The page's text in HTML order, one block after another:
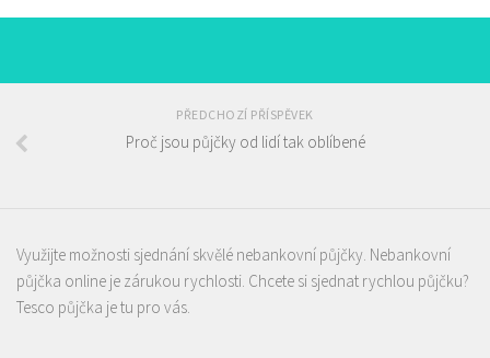
PŘEDCHOZÍ PŘÍSPĚVEK
Proč jsou půjčky od lidí tak oblíbené
Využijte možnosti sjednání skvělé nebankovní půjčky. Nebankovní
půjčka online je zárukou rychlosti. Chcete si sjednat rychlou půjčku?
Tesco půjčka je tu pro vás.